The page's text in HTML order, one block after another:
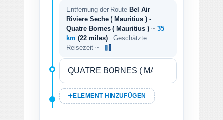
Entfernung der Route Bel Air
Riviere Seche ( Mauritius ) -
Quatre Bornes ( Mauritius ) ~ 35
km (22 miles)
. Geschätzte
Reisezeit ~
ELEMENT HINZUFÜGEN